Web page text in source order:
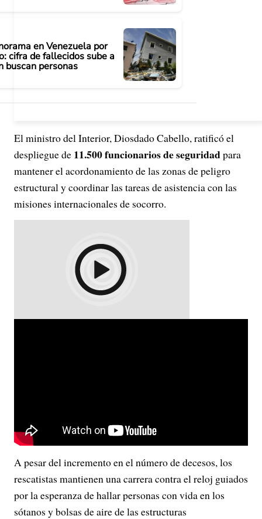
en Venezuela por
cifra de fallecidos sube a
buscan personas
El ministro del Interior, Diosdado Cabello, ratificó el
despliegue de 11.500 funcionarios de seguridadpara
mantener el acordonamiento de las zonas de peligro
estructural y coordinar las tareas de asistencia con las
misiones internacionales de socorro.
A pesar del incremento en el número de decesos, los
rescatistas mantienen una carrera contra el reloj guiados
por la esperanza de hallar personas con vida en los
sótanos y bolsas de aire de las estructuras